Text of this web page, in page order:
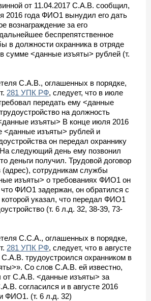
от 11.04.2017 С.А.В. сообщил,
2016 года ФИО1 вынудил его дать
вознаграждение за его
беспрепятственное
в должности охранника в отряде
сумме <данные изъяты> рублей (т.
С.А.В., оглашенных в порядке,
281 УПК РФ, следует, что в июле
передать ему <данные
на должность
изъяты> В конце июля 2016
<данные изъяты> рублей и
он передал охраннику
следующий день ему позвонил
деньги получил. Трудовой договор
сотрудникам службы
изъяты> о требованиях ФИО1 он
ФИО1 задержан, он обратился с
которой указал, что передал ФИО1
(т. 6 л.д. 32, 38-39, 73-
С.С.А., оглашенных в порядке,
281 УПК РФ, следует, что в августе
С.А.В. трудоустроился охранником в
Со слов С.А.В. ей известно,
С.А.В. <данные изъяты> за
согласился и в августе 2016
ФИО1. (т. 6 л.д. 32)